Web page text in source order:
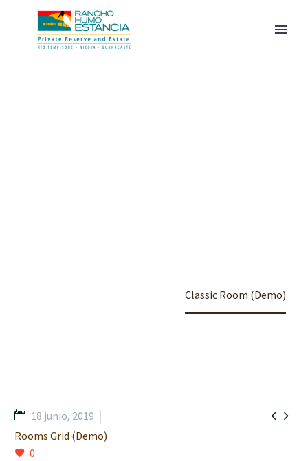
Classic Room (Demo)
 
18 junio, 2019
Rooms Grid (Demo)
0